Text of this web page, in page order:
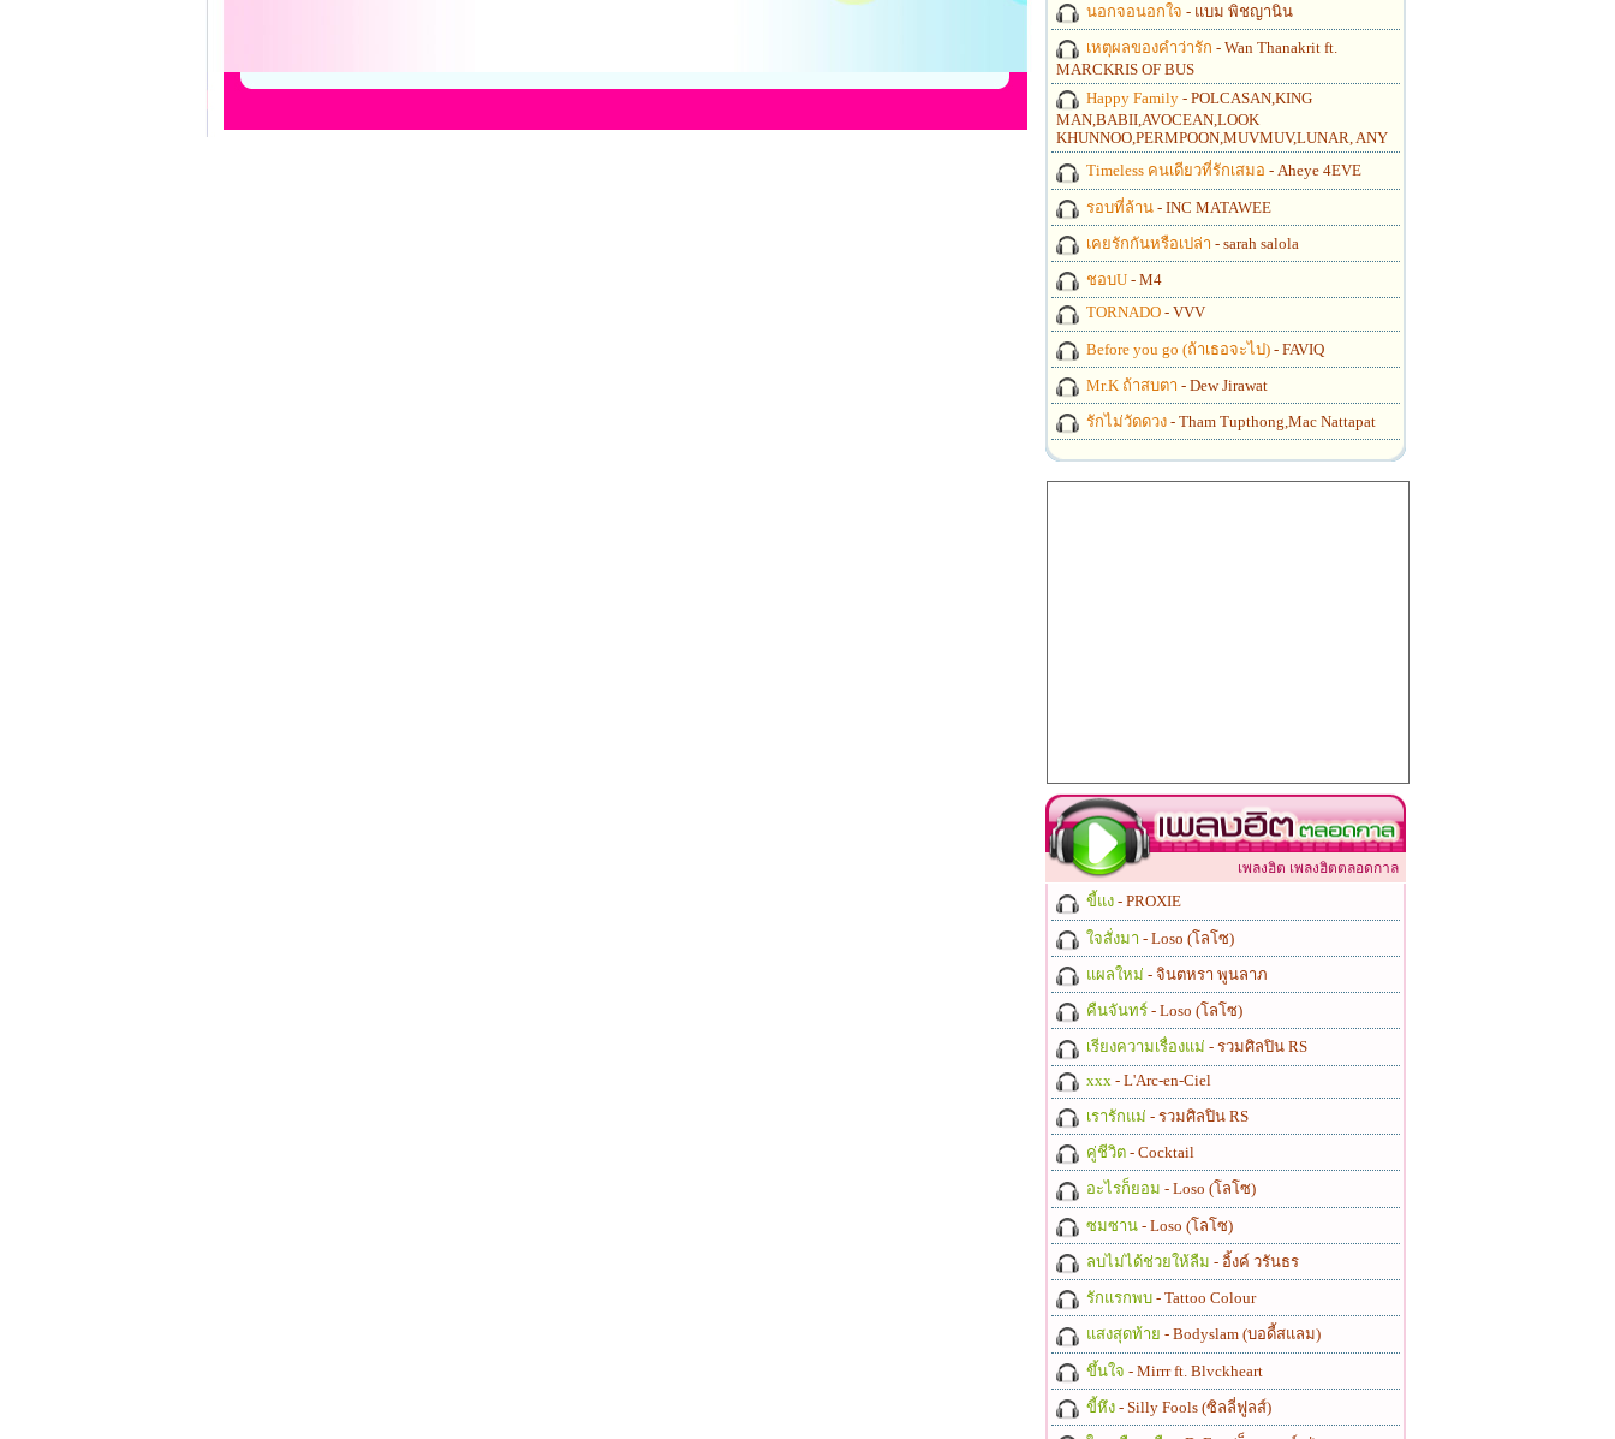
นอกจอนอกใจ - แบม พิชญานิน
เหตุผลของคำว่ารัก - Wan Thanakrit ft.
MARCKRIS OF BUS
Happy Family - POLCASAN,KING
MAN,BABII,AVOCEAN,LOOK
KHUNNOO,PERMPOON,MUVMUV,LUNAR, ANY
Timeless คนเดียวที่รักเสมอ - Aheye 4EVE
รอบที่ล้าน - INC MATAWEE
เคยรักกันหรือเปล่า - sarah salola
ชอบU - M4
TORNADO - VVV
Before you go (ถ้าเธอจะไป) - FAVIQ
Mr.K ถ้าสบตา - Dew Jirawat
รักไม่วัดดวง - Tham Tupthong,Mac Nattapat
เพลงฮิต เพลงฮิตตลอดกาล
ขี้แง - PROXIE
ใจสั่งมา - Loso (โลโซ)
แผลใหม่ - จินตหรา พูนลาภ
คืนจันทร์ - Loso (โลโซ)
เรียงความเรื่องแม่ - รวมศิลปิน RS
xxx - L'Arc-en-Ciel
เรารักแม่ - รวมศิลปิน RS
คู่ชีวิต - Cocktail
อะไรก็ยอม - Loso (โลโซ)
ซมซาน - Loso (โลโซ)
ลบไม่ได้ช่วยให้ลืม - อิ้งค์ วรันธร
รักแรกพบ - Tattoo Colour
แสงสุดท้าย - Bodyslam (บอดี้สแลม)
ขึ้นใจ - Mirrr ft. Blvckheart
ขี้หึง - Silly Fools (ซิลลี่ฟูลส์)